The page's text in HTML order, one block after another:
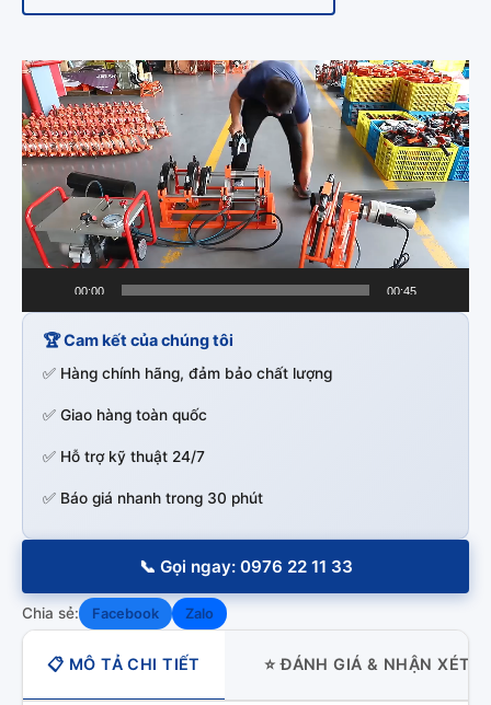
Trình
chơi
Video
00:00 00:45
🏆 Cam kết của chúng tôi
✅ Hàng chính hãng, đảm bảo chất lượng
✅ Giao hàng toàn quốc
✅ Hỗ trợ kỹ thuật 24/7
✅ Báo giá nhanh trong 30 phút
📞 Gọi ngay: 0976 22 11 33
Chia sẻ: Facebook Zalo
📋 MÔ TẢ CHI TIẾT ⭐ ĐÁNH GIÁ & NHẬN XÉT